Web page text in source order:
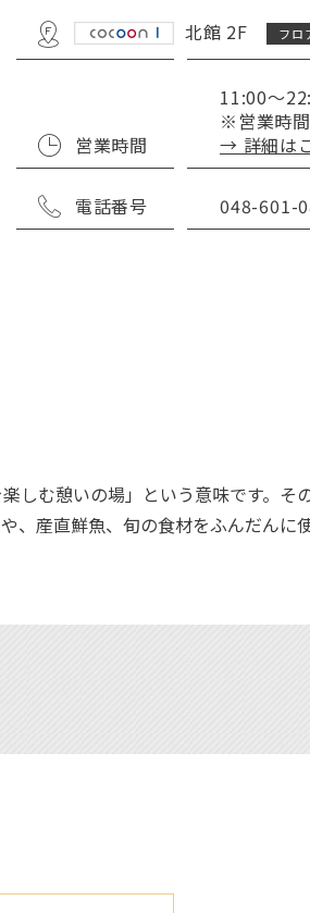
フロア フロ
北館 2F
営業時間
11:00～
※営業時
→ 詳細は
電話番号 048-601-
しむ憩いの場」という意味です。そ
、産直鮮魚、旬の食材をふんだんに